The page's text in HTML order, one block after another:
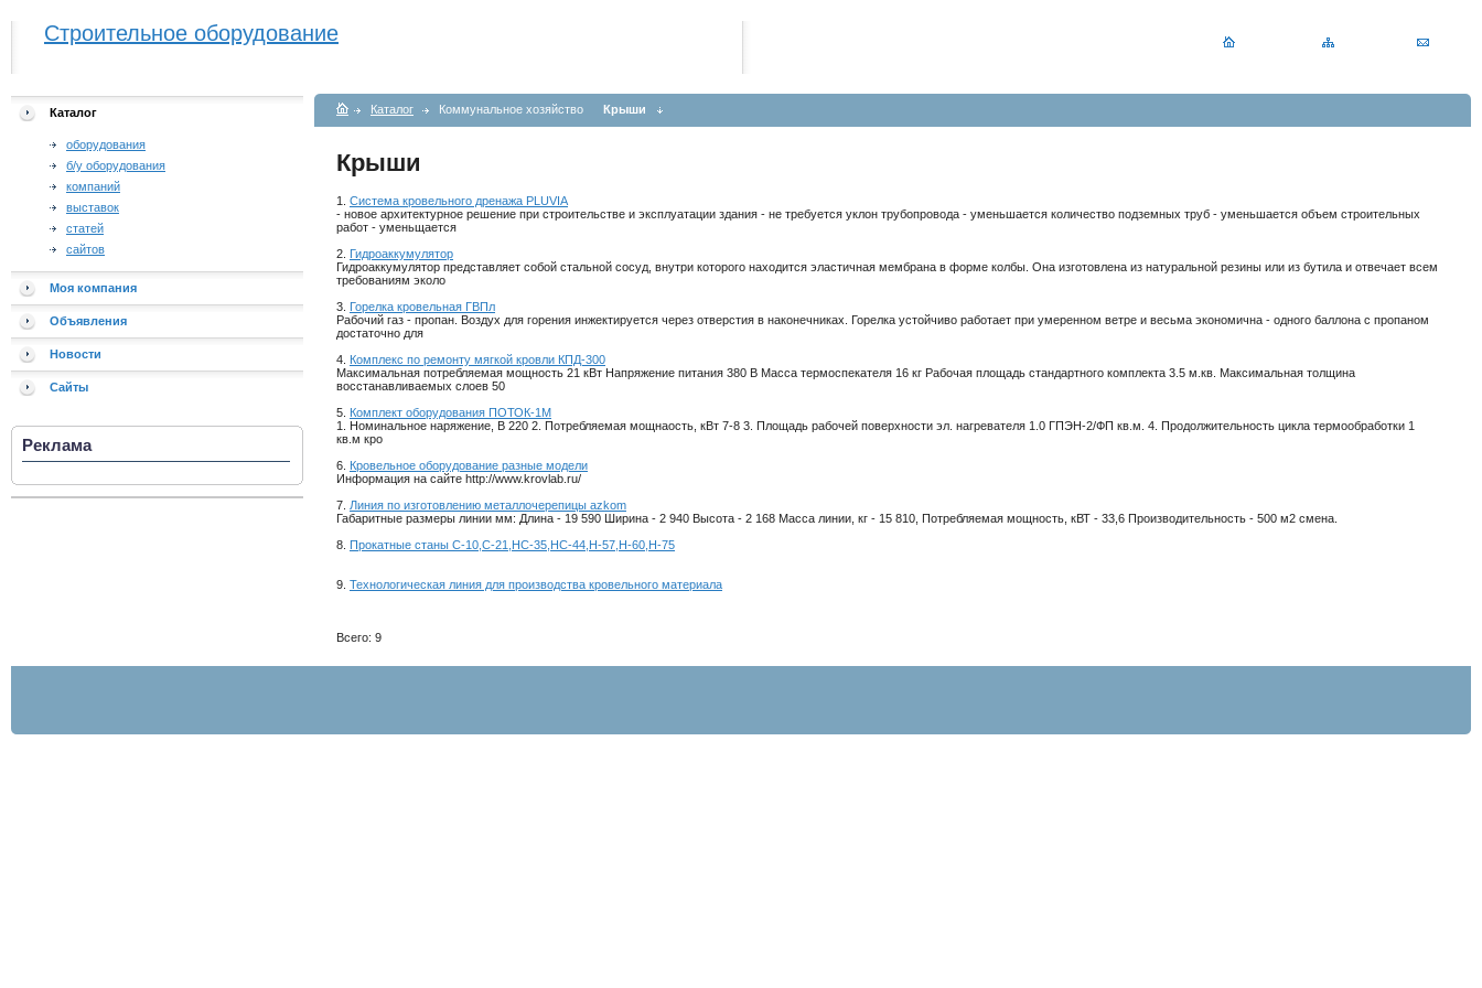
Строительное оборудование
Каталог
оборудования
б/у оборудования
компаний
выставок
статей
сайтов
Моя компания
Объявления
Новости
Сайты
Реклама
Каталог Коммунальное хозяйство Крыши
Крыши
1. Cистема кровельного дренажа PLUVIA
- новое архитектурное решение при строительстве и эксплуатации здания - не требуется уклон трубопровода - уменьшается количество подземных труб - уменьшается объем строительных
работ - уменьщается
2. Гидроаккумулятор
Гидроаккумулятор представляет собой стальной сосуд, внутри которого находится эластичная мембрана в форме колбы. Она изготовлена из натуральной резины или из бутила и отвечает всем
требованиям эколо
3. Горелка кровельная ГВПл
Рабочий газ - пропан. Воздух для горения инжектируется через отверстия в наконечниках. Горелка устойчиво работает при умеренном ветре и весьма экономична - одного баллона с пропаном
достаточно для
4. Комплекс по ремонту мягкой кровли КПД-300
Максимальная потребляемая мощность 21 кВт Напряжение питания 380 В Масса термоспекателя 16 кг Рабочая площадь стандартного комплекта 3.5 м.кв. Максимальная толщина
восстанавливаемых слоев 50
5. Комплект оборудования ПОТОК-1М
1. Номинальное наряжение, В 220 2. Потребляемая мощнаость, кВт 7-8 3. Площадь рабочей поверхности эл. нагревателя 1.0 ГПЭН-2/ФП кв.м. 4. Продолжительность цикла термообработки 1
кв.м кро
6. Кровельное оборудование разные модели
Информация на сайте http://www.krovlab.ru/
7. Линия по изготовлению металлочерепицы azkom
Габаритные размеры линии мм: Длина - 19 590 Ширина - 2 940 Высота - 2 168 Масса линии, кг - 15 810, Потребляемая мощность, кВТ - 33,6 Производительность - 500 м2 смена.
8. Прокатные станы С-10,С-21,НС-35,НС-44,Н-57,Н-60,Н-75
9. Технологическая линия для производства кровельного материала
Всего: 9